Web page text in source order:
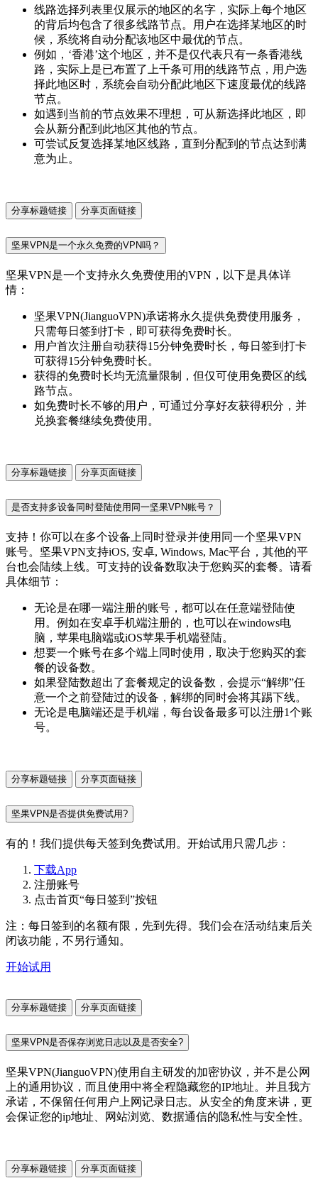
线路选择列表里仅展示的地区的名字，实际上每个地区
的背后均包含了很多线路节点。用户在选择某地区的时
候，系统将自动分配该地区中最优的节点。
例如，‘香港’这个地区，并不是仅代表只有一条香港线
路，实际上是已布置了上千条可用的线路节点，用户选
择此地区时，系统会自动分配此地区下速度最优的线路
节点。
如遇到当前的节点效果不理想，可从新选择此地区，即
会从新分配到此地区其他的节点。
可尝试反复选择某地区线路，直到分配到的节点达到满
意为止。
分享标题链接 分享页面链接
坚果VPN是一个永久免费的VPN吗？
坚果VPN是一个支持永久免费使用的VPN，以下是具体详
情：
坚果VPN(JianguoVPN)承诺将永久提供免费使用服务，
只需每日签到打卡，即可获得免费时长。
用户首次注册自动获得15分钟免费时长，每日签到打卡
可获得15分钟免费时长。
获得的免费时长均无流量限制，但仅可使用免费区的线
路节点。
如免费时长不够的用户，可通过分享好友获得积分，并
兑换套餐继续免费使用。
分享标题链接 分享页面链接
是否支持多设备同时登陆使用同一坚果VPN账号？
支持！你可以在多个设备上同时登录并使用同一个坚果VPN
账号。坚果VPN支持iOS, 安卓, Windows, Mac平台，其他的平
台也会陆续上线。可支持的设备数取决于您购买的套餐。请看
具体细节：
无论是在哪一端注册的账号，都可以在任意端登陆使
用。例如在安卓手机端注册的，也可以在windows电
脑，苹果电脑端或iOS苹果手机端登陆。
想要一个账号在多个端上同时使用，取决于您购买的套
餐的设备数。
如果登陆数超出了套餐规定的设备数，会提示“解绑”任
意一个之前登陆过的设备，解绑的同时会将其踢下线。
无论是电脑端还是手机端，每台设备最多可以注册1个账
号。
分享标题链接 分享页面链接
坚果VPN是否提供免费试用?
有的！我们提供每天签到免费试用。开始试用只需几步：
下载App
注册账号
点击首页“每日签到”按钮
注：每日签到的名额有限，先到先得。我们会在活动结束后关
闭该功能，不另行通知。
开始试用
分享标题链接 分享页面链接
坚果VPN是否保存浏览日志以及是否安全?
坚果VPN(JianguoVPN)使用自主研发的加密协议，并不是公网
上的通用协议，而且使用中将全程隐藏您的IP地址。并且我方
承诺，不保留任何用户上网记录日志。从安全的角度来讲，更
会保证您的ip地址、网站浏览、数据通信的隐私性与安全性。
分享标题链接 分享页面链接